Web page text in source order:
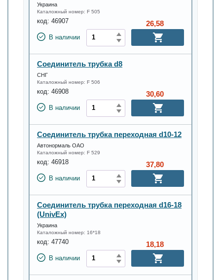
Украина
Каталожный номер: F 505
код: 46907
В наличии
26,58
Соединитель трубка d8
СНГ
Каталожный номер: F 506
код: 46908
В наличии
30,60
Соединитель трубка переходная d10-12
Автонормаль ОАО
Каталожный номер: F 529
код: 46918
В наличии
37,80
Соединитель трубка переходная d16-18
(UnivEx)
Украина
Каталожный номер: 16*18
код: 47740
В наличии
18,18